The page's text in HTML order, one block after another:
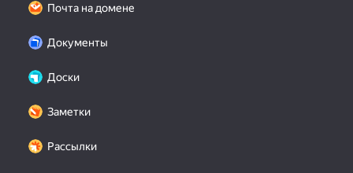
Почта на домене
Документы
Доски
Заметки
Рассылки